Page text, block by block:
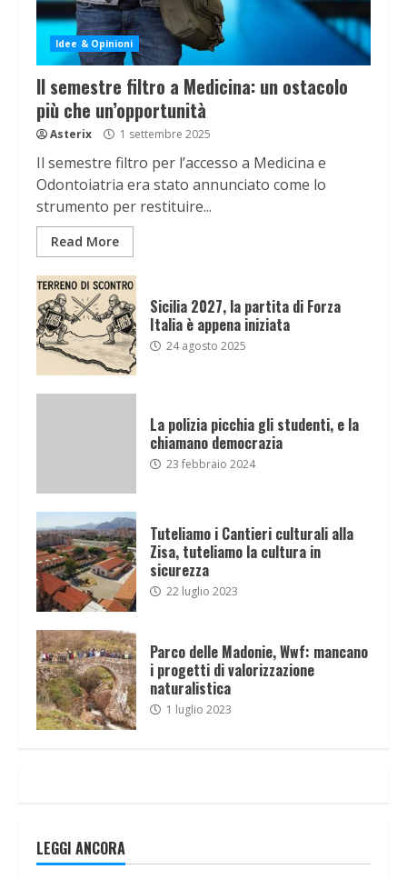
Idee & Opinioni
Il semestre filtro a Medicina: un ostacolo
più che un’opportunità
Asterix 1 settembre 2025
Il semestre filtro per l’accesso a Medicina e
Odontoiatria era stato annunciato come lo
strumento per restituire...
Read More
Sicilia 2027, la partita di Forza
Italia è appena iniziata
24 agosto 2025
La polizia picchia gli studenti, e la
chiamano democrazia
23 febbraio 2024
Tuteliamo i Cantieri culturali alla
Zisa, tuteliamo la cultura in
sicurezza
22 luglio 2023
Parco delle Madonie, Wwf: mancano
i progetti di valorizzazione
naturalistica
1 luglio 2023
LEGGI ANCORA